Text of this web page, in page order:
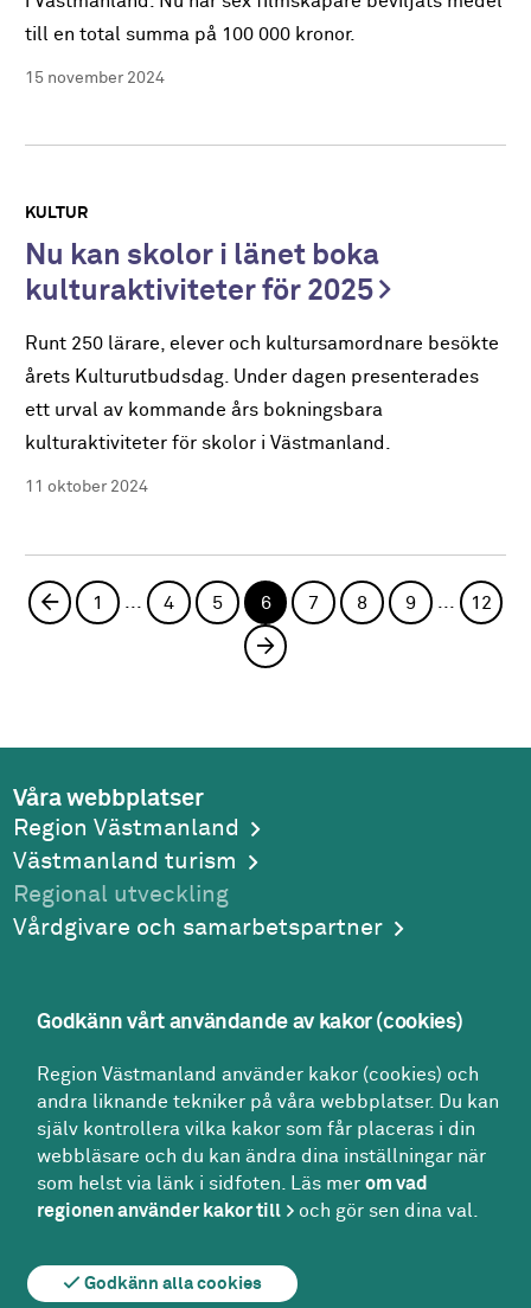
till en total summa på 100 000 kronor.
15 november 2024
KULTUR
Nu kan skolor i länet boka
kulturaktiviteter för 2025
Runt 250 lärare, elever och kultursamordnare besökte
årets Kulturutbudsdag. Under dagen presenterades
ett urval av kommande års bokningsbara
kulturaktiviteter för skolor i Västmanland.
11 oktober 2024
Föregående sida
1 ... 4 5 6 7 8 9 ... 12
Nästa sida
Våra webbplatser
Region Västmanland
Västmanland turism
Regional utveckling
Vårdgivare och samarbetspartner
Region Västmanland
Regionhuset
721 89 Västerås
Kontakt
Kontakt­center:
021-17 30 00
Godkänn vårt användande av kakor (cookies)
Region Västmanland använder kakor (cookies) och
andra liknande tekniker på våra webbplatser. Du kan
själv kontrollera vilka kakor som får placeras i din
webbläsare och du kan ändra dina inställningar när
som helst via länk i sidfoten. Läs merom vad
regionen använder kakor till
och gör sen dina val.
Godkänn alla cookies